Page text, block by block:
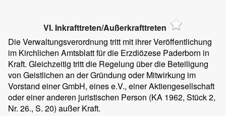
VI. Inkrafttreten/Außerkrafttreten
Die Verwaltungsverordnung tritt mit ihrer Veröffentlichung
im Kirchlichen Amtsblatt für die Erzdiözese Paderborn in
Kraft. Gleichzeitig tritt die Regelung über die Beteiligung
von Geistlichen an der Gründung oder Mitwirkung im
Vorstand einer GmbH, eines e.V., einer Aktiengesellschaft
oder einer anderen juristischen Person (KA 1962, Stück 2,
Nr. 26., S. 20) außer Kraft.